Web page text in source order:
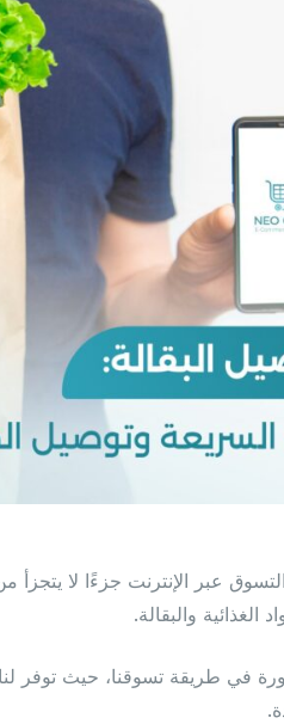
عبر الإنترنت جزءًا لا يتجزأ
الغذائية والبقالة.
في طريقة تسوقنا، حيث توفر